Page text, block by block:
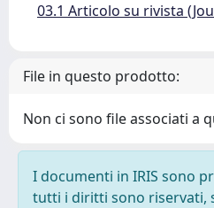
03.1 Articolo su rivista
File in questo prodotto:
Non ci sono file associati a
I documenti in IRIS sono
tutti i diritti sono riservati,